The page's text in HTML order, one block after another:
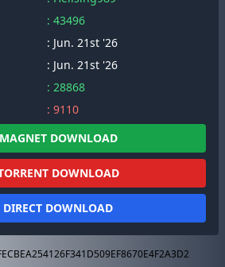
: 43496
: Jun. 21st '26
: Jun. 21st '26
: 28868
: 9110
MAGNET DOWNLOAD
DOWNLOAD
DIRECT DOWNLOAD